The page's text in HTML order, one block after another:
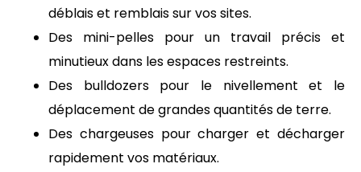
déblais et remblais sur vos sites.
Des mini-pelles pour un travail précis et
minutieux dans les espaces restreints.
Des bulldozers pour le nivellement et le
déplacement de grandes quantités de terre.
Des chargeuses pour charger et décharger
rapidement vos matériaux.